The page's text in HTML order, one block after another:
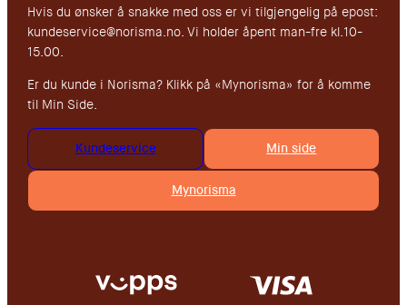
Hvis du ønsker å snakke med oss er vi tilgjengelig på epost:
kundeservice@norisma.no. Vi holder åpent man-fre kl.10-
15.00.
Er du kunde i Norisma? Klikk på «Mynorisma» for å komme
til Min Side.
Min side
Kundeservice
Mynorisma